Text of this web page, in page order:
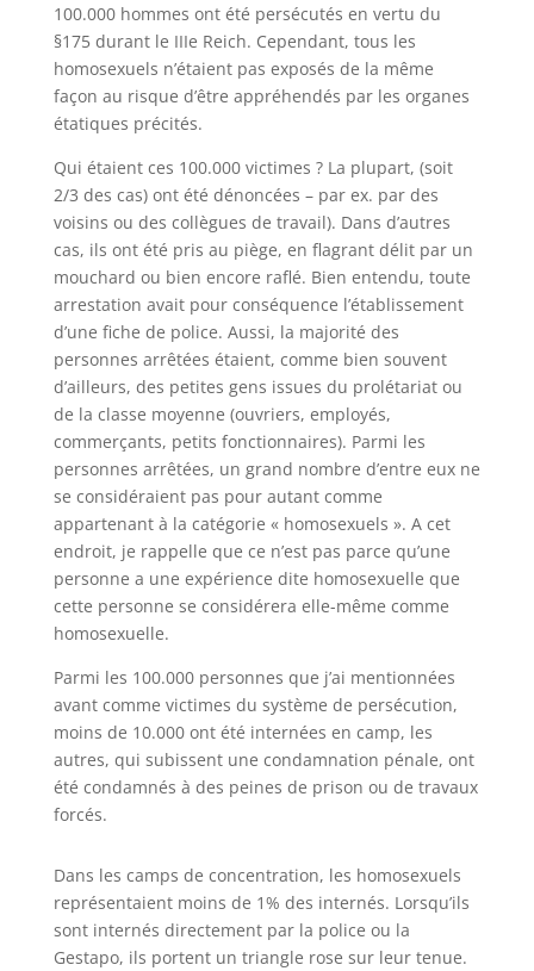
100.000 hommes ont été persécutés en vertu du
§175 durant le IIIe Reich. Cependant, tous les
homosexuels n’étaient pas exposés de la même
façon au risque d’être appréhendés par les organes
étatiques précités.
Qui étaient ces 100.000 victimes ? La plupart, (soit
2/3 des cas) ont été dénoncées – par ex. par des
voisins ou des collègues de travail). Dans d’autres
cas, ils ont été pris au piège, en flagrant délit par un
mouchard ou bien encore raflé. Bien entendu, toute
arrestation avait pour conséquence l’établissement
d’une fiche de police. Aussi, la majorité des
personnes arrêtées étaient, comme bien souvent
d’ailleurs, des petites gens issues du prolétariat ou
de la classe moyenne (ouvriers, employés,
commerçants, petits fonctionnaires). Parmi les
personnes arrêtées, un grand nombre d’entre eux ne
se considéraient pas pour autant comme
appartenant à la catégorie « homosexuels ». A cet
endroit, je rappelle que ce n’est pas parce qu’une
personne a une expérience dite homosexuelle que
cette personne se considérera elle-même comme
homosexuelle.
Parmi les 100.000 personnes que j’ai mentionnées
avant comme victimes du système de persécution,
moins de 10.000 ont été internées en camp, les
autres, qui subissent une condamnation pénale, ont
été condamnés à des peines de prison ou de travaux
forcés.
Dans les camps de concentration, les homosexuels
représentaient moins de 1% des internés. Lorsqu’ils
sont internés directement par la police ou la
Gestapo, ils portent un triangle rose sur leur tenue.